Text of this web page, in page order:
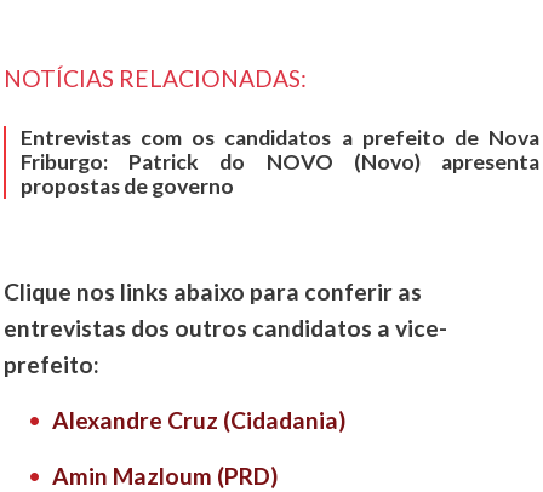
NOTÍCIAS RELACIONADAS:
Entrevistas com os candidatos a prefeito de Nova
Friburgo: Patrick do NOVO (Novo) apresenta
propostas de governo
Clique nos links abaixo para conferir as
entrevistas dos outros candidatos a vice-
prefeito:
Alexandre Cruz (Cidadania)
Amin Mazloum (PRD)